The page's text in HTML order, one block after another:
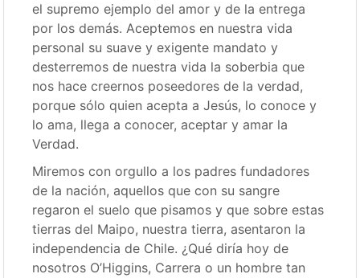
el supremo ejemplo del amor y de la entrega
por los demás. Aceptemos en nuestra vida
personal su suave y exigente mandato y
desterremos de nuestra vida la soberbia que
nos hace creernos poseedores de la verdad,
porque sólo quien acepta a Jesús, lo conoce y
lo ama, llega a conocer, aceptar y amar la
Verdad.
Miremos con orgullo a los padres fundadores
de la nación, aquellos que con su sangre
regaron el suelo que pisamos y que sobre estas
tierras del Maipo, nuestra tierra, asentaron la
independencia de Chile. ¿Qué diría hoy de
nosotros O’Higgins, Carrera o un hombre tan